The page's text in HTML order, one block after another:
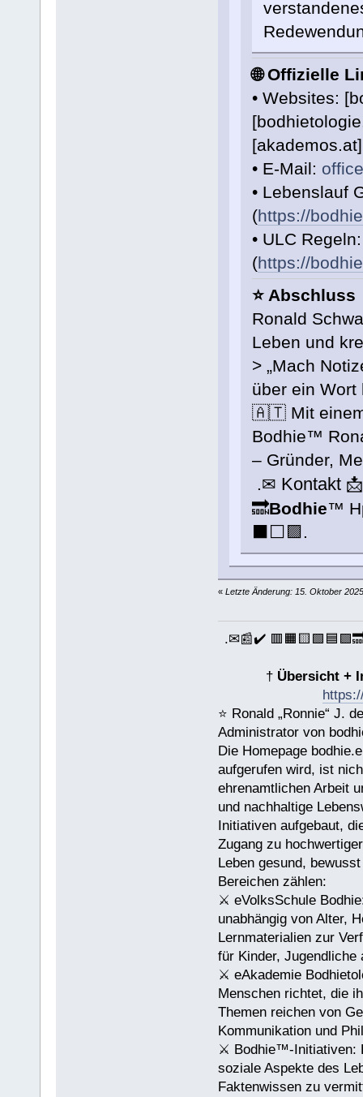
🌐 Offizielle
• Websites:
• E-Mail:
• Lebenslauf
(https://
• ULC
(https://
⭐️ Abschluss
Ronald
Leben und
> „Mach
über ein
🇦🇹 Mit einem
Bodhie™
– Gründer,
.✉ Kontakt
🔜Bodhie™
⬛️⬜️🟪.
« Letzte Änderung: 15. Oktober
.✉📰✔️
† Übersicht +
⭐️ Ronald „Ronnie“ J.
Administrator von
Die Homepage
aufgerufen wird, ist
ehrenamtlichen Arbeit
und nachhaltige
Initiativen aufgebaut,
Zugang zu
Leben gesund,
Bereichen zählen:
⚔ eVolksSchule
unabhängig von Alter,
Lernmaterialien zur
für Kinder,
⚔ eAkademie
Menschen richtet, die
Themen reichen von
Kommunikation und
⚔ Bodhie™-Initiativen:
soziale Aspekte des
Faktenwissen zu